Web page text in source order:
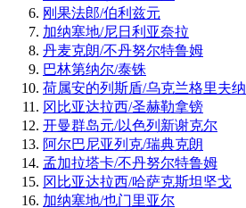
刚果法郎/伯利兹元
加纳塞地/尼日利亚奈拉
丹麦克朗/不丹努尔特鲁姆
巴林第纳尔/泰铢
荷属安的列斯盾/乌克兰格里夫纳
冈比亚达拉西/圣赫勒拿镑
开曼群岛元/以色列新谢克尔
阿尔巴尼亚列克/瑞典克朗
孟加拉塔卡/不丹努尔特鲁姆
冈比亚达拉西/哈萨克斯坦坚戈
加纳塞地/也门里亚尔